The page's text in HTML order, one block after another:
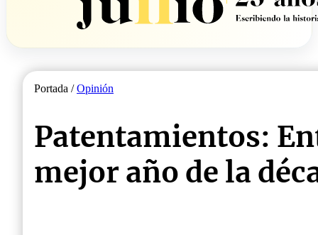
Portada /Opinión
Patentamientos:
mejor año de la